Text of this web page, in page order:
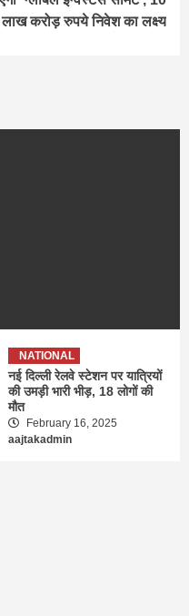
लाख करोड़ रुपये निवेश का लक्ष्य
NATIONAL
नई दिल्ली रेलवे स्टेशन पर यात्रियों
की उमड़ी भारी भीड़, 18 लोगों की
मौत
February 16, 2025
aajtakadmin